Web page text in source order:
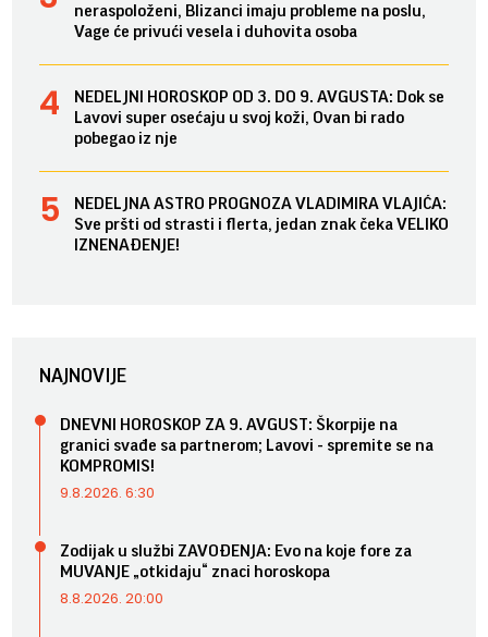
neraspoloženi, Blizanci imaju probleme na poslu,
Vage će privući vesela i duhovita osoba
NEDELJNI HOROSKOP OD 3. DO 9. AVGUSTA: Dok se
Lavovi super osećaju u svoj koži, Ovan bi rado
pobegao iz nje
NEDELJNA ASTRO PROGNOZA VLADIMIRA VLAJIĆA:
Sve pršti od strasti i flerta, jedan znak čeka VELIKO
IZNENAĐENJE!
NAJNOVIJE
DNEVNI HOROSKOP ZA 9. AVGUST: Škorpije na
granici svađe sa partnerom; Lavovi - spremite se na
KOMPROMIS!
9.8.2026. 6:30
Zodijak u službi ZAVOĐENJA: Evo na koje fore za
MUVANJE „otkidaju“ znaci horoskopa
8.8.2026. 20:00